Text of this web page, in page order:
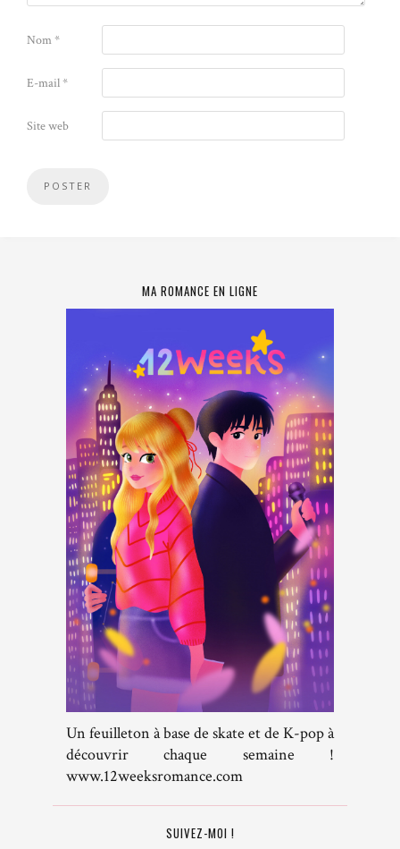
Nom*
E-mail*
Site web
MA ROMANCE EN LIGNE
Un feuilleton à base de skate et de K-pop à
découvrir chaque semaine !
www.12weeksromance.com
SUIVEZ-MOI !